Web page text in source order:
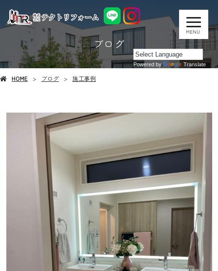
MENU
Powered by Translate
ブログ
HOME ブログ 施工事例